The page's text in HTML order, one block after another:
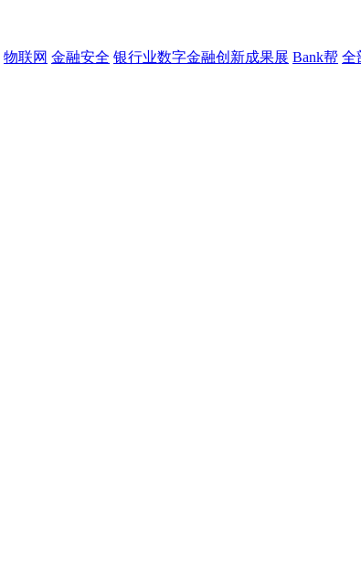
物联网 金融安全 银行业数字金融创新成果展 Bank帮 全